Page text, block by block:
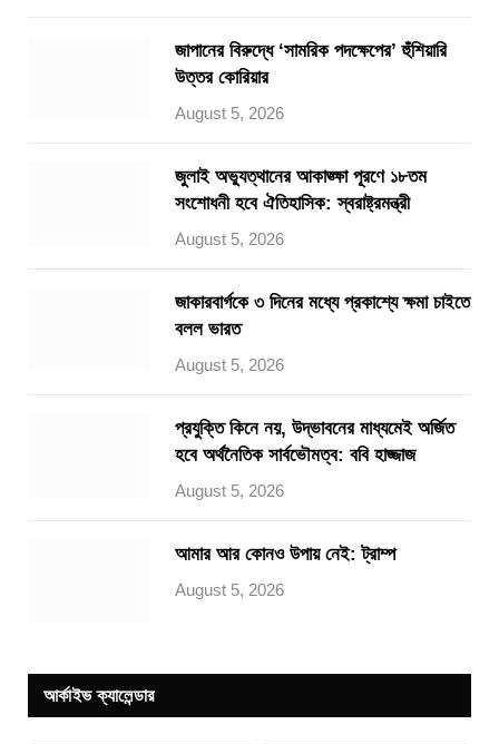
জাপানের বিরুদ্ধে ‘সামরিক পদক্ষেপের’ হুঁশিয়ারি
উত্তর কোরিয়ার
August 5, 2026
জুলাই অভ্যুত্থানের আকাঙ্ক্ষা পূরণে ১৮তম
সংশোধনী হবে ঐতিহাসিক: স্বরাষ্ট্রমন্ত্রী
August 5, 2026
জাকারবার্গকে ৩ দিনের মধ্যে প্রকাশ্যে ক্ষমা চাইতে
বলল ভারত
August 5, 2026
প্রযুক্তি কিনে নয়, উদ্ভাবনের মাধ্যমেই অর্জিত
হবে অর্থনৈতিক সার্বভৌমত্ব: ববি হাজ্জাজ
August 5, 2026
আমার আর কোনও উপায় নেই: ট্রাম্প
August 5, 2026
আর্কাইভ ক্যালেন্ডার